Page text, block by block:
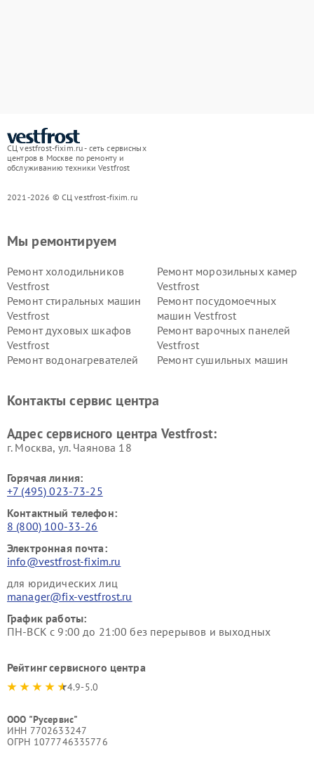
СЦ vestfrost-fixim.ru - сеть сервисных
центров в Москве по ремонту и
обслуживанию техники Vestfrost
2021-2026 © СЦ vestfrost-fixim.ru
Мы ремонтируем
Ремонт холодильников
Vestfrost
Ремонт морозильных камер
Vestfrost
Ремонт стиральных машин
Vestfrost
Ремонт посудомоечных
машин Vestfrost
Ремонт духовых шкафов
Vestfrost
Ремонт варочных панелей
Vestfrost
Ремонт водонагревателей
Ремонт сушильных машин
Vestfrost
Контакты сервис центра
Адрес сервисного центра Vestfrost:
г. Москва, ул. Чаянова 18
Горячая линия:
+7 (495) 023-73-25
Контактный телефон:
8 (800) 100-33-26
Электронная почта:
info@vestfrost-fixim.ru
для юридических лиц
manager@fix-vestfrost.ru
График работы:
ПН-ВСК с 9:00 до 21:00 без перерывов и выходных
Рейтинг сервисного центра
4.9-5.0
ООО "Русервис"
ИНН 7702633247
ОГРН 1077746335776